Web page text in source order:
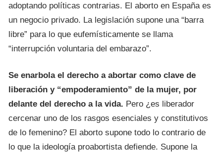
adoptando políticas contrarias. El aborto en España es
un negocio privado. La legislación supone una “barra
libre” para lo que eufemísticamente se llama
“interrupción voluntaria del embarazo”.
Se enarbola el derecho a abortar como clave de
liberación y “empoderamiento” de la mujer, por
delante del derecho a la vida. Pero ¿es liberador
cercenar uno de los rasgos esenciales y constitutivos
de lo femenino? El aborto supone todo lo contrario de
lo que la ideología proabortista defiende. Supone la